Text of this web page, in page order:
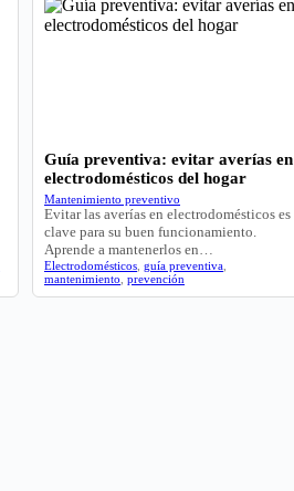
Guía preventiva: evitar averías en
electrodomésticos del hogar
Mantenimiento preventivo
Evitar las averías en electrodomésticos es
clave para su buen funcionamiento.
Aprende a mantenerlos en…
Electrodomésticos guía preventiva
mantenimiento prevención